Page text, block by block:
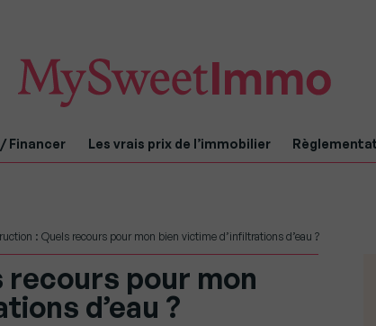
Financer Les vrais prix de l’immobilier
: Quels recours pour mon bien victime d’infiltrations d’eau ?
pour mon
d’eau ?